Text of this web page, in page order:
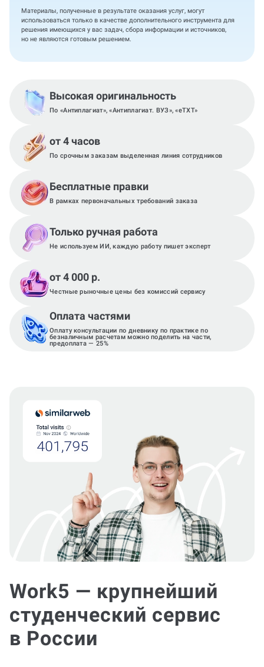
Материалы, полученные в результате оказания услуг, могут
использоваться только в качестве дополнительного инструмента для
решения имеющихся у вас задач, сбора информации и источников,
но не являются готовым решением.
Высокая оригинальность
По «Антиплагиат», «Антиплагиат. ВУЗ», «eTXT»
от 4 часов
По срочным заказам выделенная линия сотрудников
Бесплатные правки
В рамках первоначальных требований заказа
Только ручная работа
Не используем ИИ, каждую работу пишет эксперт
от 4 000 р.
Честные рыночные цены без комиссий сервису
Оплата частями
Оплату консультации по дневнику по практике по
безналичным расчетам можно поделить на части,
предоплата — 25%
Work5 — крупнейший
студенческий сервис
в России